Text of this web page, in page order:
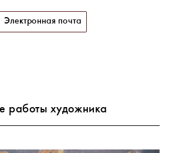
Электронная почта
работы художника